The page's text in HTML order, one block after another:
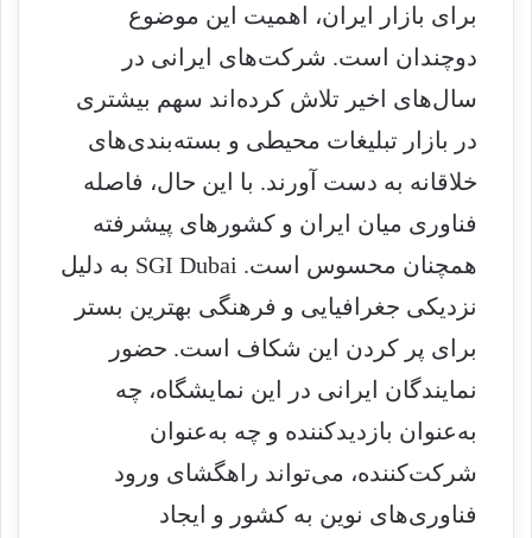
برای بازار ایران، اهمیت این موضوع
دوچندان است. شرکت‌های ایرانی در
سال‌های اخیر تلاش کرده‌اند سهم بیشتری
در بازار تبلیغات محیطی و بسته‌بندی‌های
خلاقانه به دست آورند. با این حال، فاصله
فناوری میان ایران و کشورهای پیشرفته
همچنان محسوس است. SGI Dubai به دلیل
نزدیکی جغرافیایی و فرهنگی بهترین بستر
برای پر کردن این شکاف است. حضور
نمایندگان ایرانی در این نمایشگاه، چه
به‌عنوان بازدیدکننده و چه به‌عنوان
شرکت‌کننده، می‌تواند راهگشای ورود
فناوری‌های نوین به کشور و ایجاد